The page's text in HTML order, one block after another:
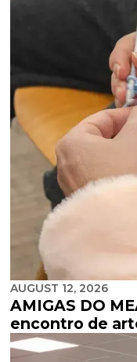
AUGUST 12, 2026
AMIGAS DO
encontro de